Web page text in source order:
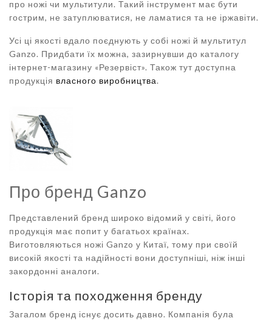
про ножі чи мультитули. Такий інструмент має бути
гострим, не затуплюватися, не ламатися та не іржавіти.
Усі ці якості вдало поєднують у собі ножі й мультитул
Ganzo. Придбати їх можна, зазирнувши до каталогу
інтернет-магазину «Резервіст». Також тут доступна
продукція власного виробництва.
Про бренд Ganzo
Представлений бренд широко відомий у світі, його
продукція має попит у багатьох країнах.
Виготовляються ножі Ganzo у Китаї, тому при своїй
високій якості та надійності вони доступніші, ніж інші
закордонні аналоги.
Історія та походження бренду
Загалом бренд існує досить давно. Компанія була